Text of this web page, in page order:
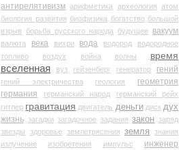
антирелятивизм арифметика археология атом
биология развития биофизика богатство большой
взрыв
борьба русского народа будущее вакуум
валюта века вихри вода водород
водородное
топливо
воздух война волны
время
вселенная
вуз гейзенберг генератор гений
гений электричества геология
геометрия
германия
германский народ
германский рейх
гитлер гравитация двигатель деньги диск дух
жизнь загадки загадочное задания закон заряд
звезды
здоровье землетрясения земля
знания
излучение
изобретения импульс инженер